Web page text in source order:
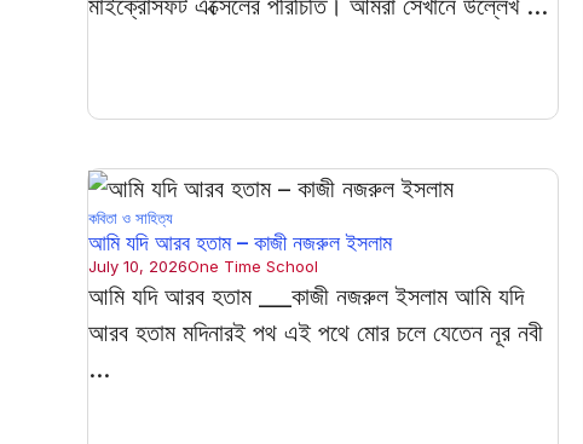
কবিতা ও সাহিত্য
আমি যদি আরব হতাম – কাজী নজরুল ইসলাম
July 10, 2026One Time School
আমি যদি আরব হতাম ___কাজী নজরুল ইসলাম আমি যদি
আরব হতাম মদিনারই পথ এই পথে মোর চলে যেতেন নূর নবী
...